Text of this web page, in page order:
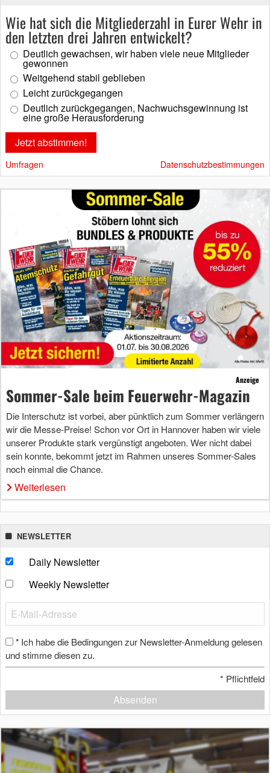
Wie hat sich die Mitgliederzahl in Eurer Wehr in
den letzten drei Jahren entwickelt?
Deutlich gewachsen, wir haben viele neue Mitglieder
gewonnen
Weitgehend stabil geblieben
Leicht zurückgegangen
Deutlich zurückgegangen, Nachwuchsgewinnung ist
eine große Herausforderung
Umfragen Datenschutzbestimmungen
Anzeige
Sommer-Sale beim Feuerwehr-Magazin
Die Interschutz ist vorbei, aber pünktlich zum Sommer verlängern
wir die Messe-Preise! Schon vor Ort in Hannover haben wir viele
unserer Produkte stark vergünstigt angeboten. Wer nicht dabei
sein konnte, bekommt jetzt im Rahmen unseres Sommer-Sales
noch einmal die Chance.
Weiterlesen
NEWSLETTER
Daily Newsletter
Weekly Newsletter
* Ich habe die Bedingungen zur Newsletter-Anmeldung gelesen
und stimme diesen zu.
* Pflichtfeld
Absenden